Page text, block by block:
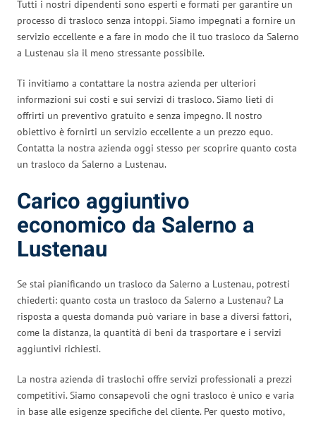
Tutti i nostri dipendenti sono esperti e formati per garantire un
processo di trasloco senza intoppi. Siamo impegnati a fornire un
servizio eccellente e a fare in modo che il tuo trasloco da Salerno
a Lustenau sia il meno stressante possibile.
Ti invitiamo a contattare la nostra azienda per ulteriori
informazioni sui costi e sui servizi di trasloco. Siamo lieti di
offrirti un preventivo gratuito e senza impegno. Il nostro
obiettivo è fornirti un servizio eccellente a un prezzo equo.
Contatta la nostra azienda oggi stesso per scoprire quanto costa
un trasloco da Salerno a Lustenau.
Carico aggiuntivo
economico da Salerno a
Lustenau
Se stai pianificando un trasloco da Salerno a Lustenau, potresti
chiederti: quanto costa un trasloco da Salerno a Lustenau? La
risposta a questa domanda può variare in base a diversi fattori,
come la distanza, la quantità di beni da trasportare e i servizi
aggiuntivi richiesti.
La nostra azienda di traslochi offre servizi professionali a prezzi
competitivi. Siamo consapevoli che ogni trasloco è unico e varia
in base alle esigenze specifiche del cliente. Per questo motivo,